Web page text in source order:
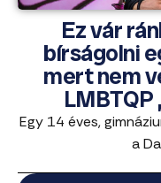
Ez vár
bírságolni
mert nem
Egy 14 éves,
a